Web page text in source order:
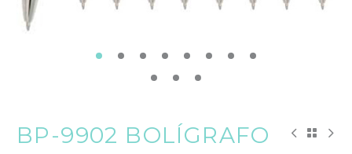
BP-9902 BOLÍGRAFO